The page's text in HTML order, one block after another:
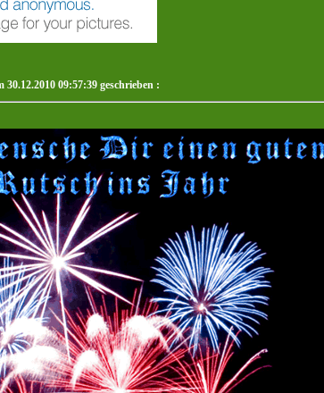
30.12.2010 09:57:39 geschrieben :